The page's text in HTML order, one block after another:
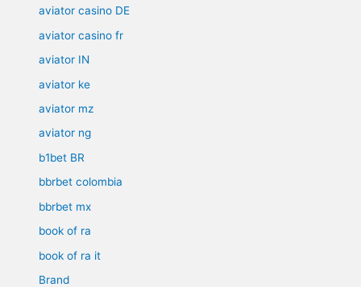
aviator casino DE
aviator casino fr
aviator IN
aviator ke
aviator mz
aviator ng
b1bet BR
bbrbet colombia
bbrbet mx
book of ra
book of ra it
Brand